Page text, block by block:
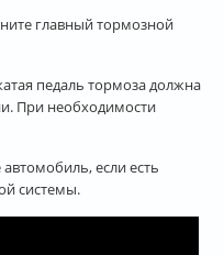
главный тормозной
педаль тормоза должна
При необходимости
если есть
системы.